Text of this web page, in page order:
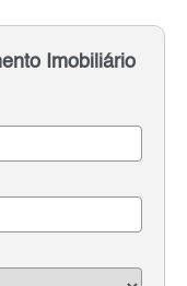
Imobiliário